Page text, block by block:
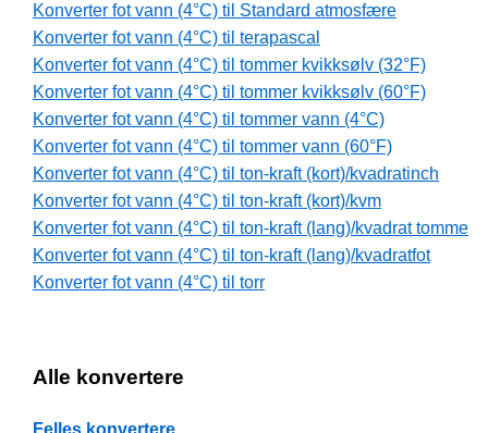
Konverter fot vann (4°C) til Standard atmosfære
Konverter fot vann (4°C) til terapascal
Konverter fot vann (4°C) til tommer kvikksølv (32°F)
Konverter fot vann (4°C) til tommer kvikksølv (60°F)
Konverter fot vann (4°C) til tommer vann (4°C)
Konverter fot vann (4°C) til tommer vann (60°F)
Konverter fot vann (4°C) til ton-kraft (kort)/kvadratinch
Konverter fot vann (4°C) til ton-kraft (kort)/kvm
Konverter fot vann (4°C) til ton-kraft (lang)/kvadrat tomme
Konverter fot vann (4°C) til ton-kraft (lang)/kvadratfot
Konverter fot vann (4°C) til torr
Alle konvertere